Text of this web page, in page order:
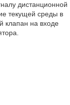
дистанционной
текущей среды в
клапан на входе